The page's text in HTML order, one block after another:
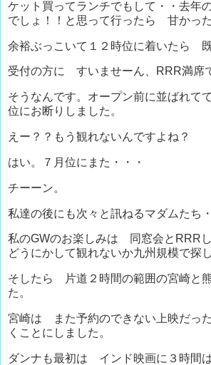
ケット買ってランチでもして・・去年
でしょ！！と思って行ったら 甘かった
余裕ぶっこいて１２時位に着いたら
受付の方に すいませーん、RRR満席
そうなんです。オープン前に並ばれて
位にお断りしました。
えー？？もう観れないんですよね？
はい。７月位にまた・・・
チーーン。
私達の後にも次々と訊ねるマダムたち
私のGWのお楽しみは 同窓会とRRR
どうにかして観れないか九州規模で探
そしたら 片道２時間の範囲の宮崎と
た。
宮崎は また予約のできない上映だっ
くことにしました。
ダンナも最初は インド映画に３時間